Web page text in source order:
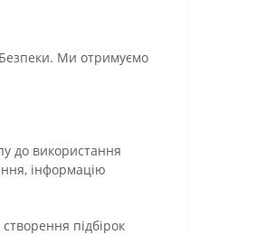
Безпеки. Ми отримуємо
до використання
інформацію
підбірок